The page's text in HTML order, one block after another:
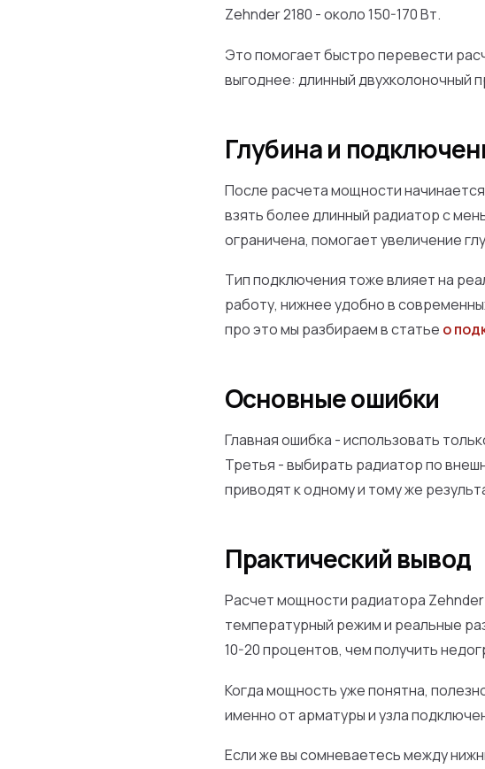
Zehnder 2180 - около 150-170 Вт.
Это помогает быстро перевести
выгоднее: длинный двухколоночный
Глубина и
После расчета мощности
взять более длинный радиатор с
ограничена, помогает увеличение
Тип подключения тоже влияет на
работу, нижнее удобно в
про это мы разбираем в статье о
Основные ошибки
Главная ошибка - использовать
Третья - выбирать радиатор по
приводят к одному и тому же
Практический вывод
Расчет мощности радиатора
температурный режим и реальные
10-20 процентов, чем получить
Когда мощность уже понятна,
именно от арматуры и узла
Если же вы сомневаетесь между